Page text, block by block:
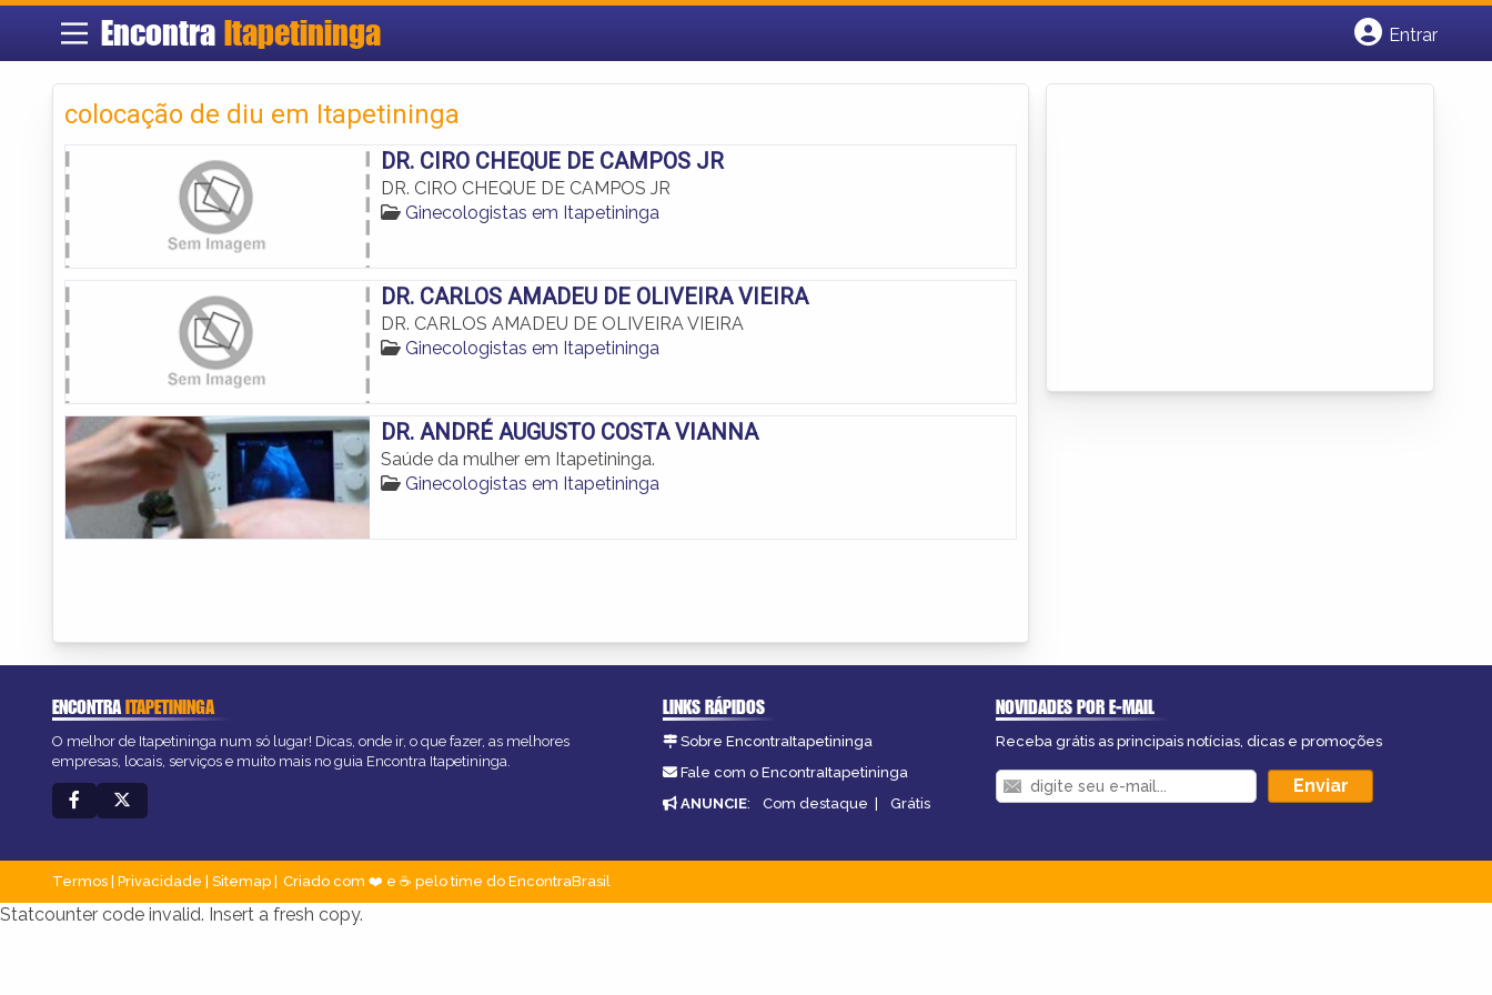
Encontra Itapetininga
Entrar
colocação de diu em Itapetininga
DR. CIRO CHEQUE DE CAMPOS JR
DR. CIRO CHEQUE DE CAMPOS JR
Ginecologistas em Itapetininga
DR. CARLOS AMADEU DE OLIVEIRA VIEIRA
DR. CARLOS AMADEU DE OLIVEIRA VIEIRA
Ginecologistas em Itapetininga
DR. ANDRÉ AUGUSTO COSTA VIANNA
Saúde da mulher em Itapetininga.
Ginecologistas em Itapetininga
ENCONTRAITAPETININGA
O melhor de Itapetininga num só lugar! Dicas, onde ir, o que fazer, as melhores
empresas, locais, serviços e muito mais no guia Encontra Itapetininga.
LINKS RÁPIDOS
Sobre EncontraItapetininga
Fale com o EncontraItapetininga
ANUNCIE: Com destaque | Grátis
NOVIDADES POR E-MAIL
Receba grátis as principais notícias, dicas e promoções
Termos Privacidade Sitemap Criado com ❤️ e ☕ pelo time do EncontraBrasil
Statcounter code invalid. Insert a fresh copy.